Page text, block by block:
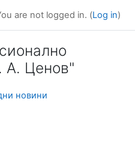
are not logged in. (Log in)
А. Ценов"
новини